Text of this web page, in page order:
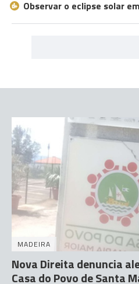
Observar o eclipse solar
MADEIRA
Nova Direita denuncia
Casa do Povo de Santa